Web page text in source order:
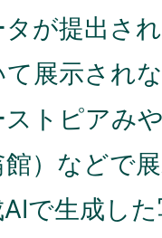
タが提出さ
展示され
トピアみ
館）などで
で生成し